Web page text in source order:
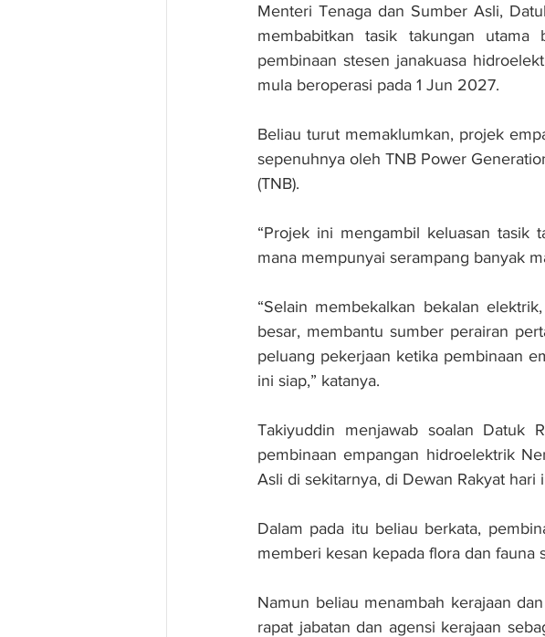
Menteri Tenaga dan Sumber Asli,
membabitkan tasik takungan
pembinaan stesen janakuasa
mula beroperasi pada 1 Jun 2027.
Beliau turut memaklumkan, projek
sepenuhnya oleh TNB Power
(TNB).
“Projek ini mengambil keluasan tasik
mana mempunyai serampang banyak
“Selain membekalkan bekalan
besar, membantu sumber perairan
peluang pekerjaan ketika pembinaan
ini siap,” katanya.
Takiyuddin menjawab soalan Datuk
pembinaan empangan hidroelektrik
Asli di sekitarnya, di Dewan Rakyat hari
Dalam pada itu beliau berkata,
memberi kesan kepada flora dan
Namun beliau menambah kerajaan
rapat jabatan dan agensi kerajaan